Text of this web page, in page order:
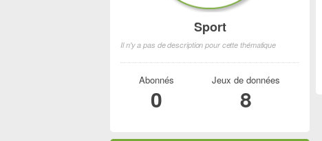
Sport
Il n'y a pas de description pour cette thématique
Abonnés
0
Jeux de données
8